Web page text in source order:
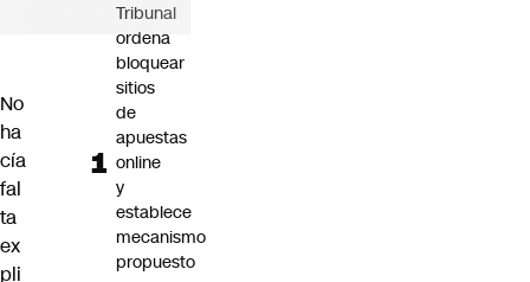
No
ha
cía
fal
ta
ex
pli
Tribunal
ordena
bloquear
sitios
de
apuestas
online
y
establece
mecanismo
propuesto